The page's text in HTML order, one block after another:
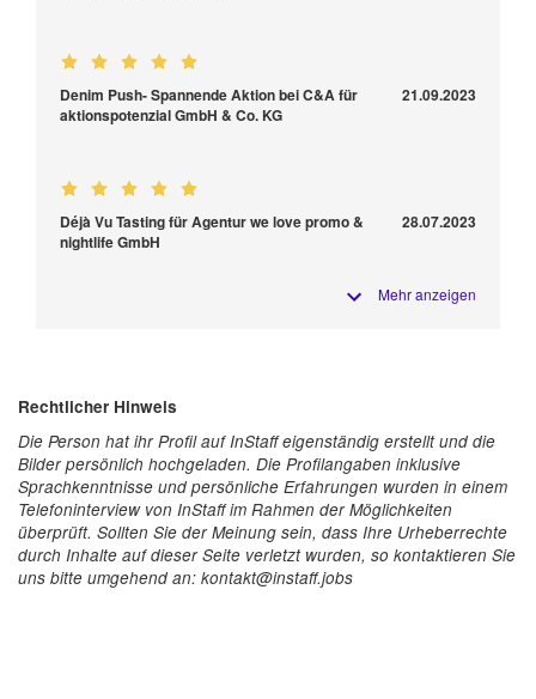
Denim Push- Spannende Aktion bei C&A für
aktionspotenzial GmbH & Co. KG
21.09.2023
Déjà Vu Tasting für Agentur we love promo &
nightlife GmbH
28.07.2023
Mehr anzeigen
Rechtlicher Hinweis
Die Person hat ihr Profil auf InStaff eigenständig erstellt und die
Bilder persönlich hochgeladen. Die Profilangaben inklusive
Sprachkenntnisse und persönliche Erfahrungen wurden in einem
Telefoninterview von InStaff im Rahmen der Möglichkeiten
überprüft. Sollten Sie der Meinung sein, dass Ihre Urheberrechte
durch Inhalte auf dieser Seite verletzt wurden, so kontaktieren Sie
uns bitte umgehend an: kontakt@instaff.jobs